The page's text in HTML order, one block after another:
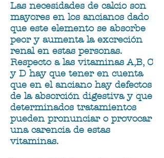
Las necesidades de calcio son
mayores en los ancianos dado
que este elemento se absorbe
peor y aumenta la excreción
renal en estas personas.
Respecto a las vitaminas A,B, C
y D hay que tener en cuenta
que en el anciano hay defectos
de la absorción digestiva y que
determinados tratamientos
pueden pronunciar o provocar
una carencia de estas
vitaminas.